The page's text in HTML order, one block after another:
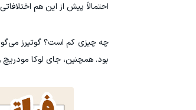
احتمالاً پیش از این هم
چه چیزی کم است؟ گوتیرز
بود. همچنین، جای لوکا